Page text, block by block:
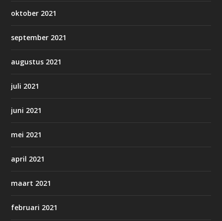
oktober 2021
september 2021
augustus 2021
juli 2021
juni 2021
mei 2021
april 2021
maart 2021
februari 2021